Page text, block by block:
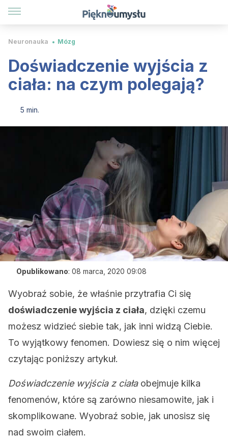
Neuronauka Mózg
Doświadczenie wyjścia z
ciała: na czym polegają?
5 min.
Opublikowano: 08 marca, 2020 09:08
Wyobraź sobie, że właśnie przytrafia Ci się
doświadczenie wyjścia z ciała, dzięki czemu
możesz widzieć siebie tak, jak inni widzą Ciebie.
To wyjątkowy fenomen. Dowiesz się o nim więcej
czytając poniższy artykuł.
Doświadczenie wyjścia z ciałaobejmuje kilka
fenomenów, które są zarówno niesamowite, jak i
skomplikowane. Wyobraź sobie, jak unosisz się
nad swoim ciałem.